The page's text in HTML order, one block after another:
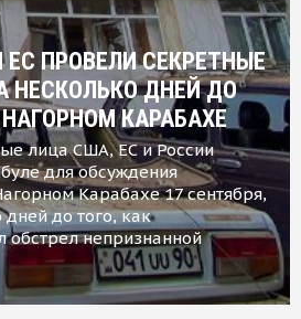
ПРОВЕЛИ СЕКРЕТНЫЕ
НЕСКОЛЬКО ДНЕЙ ДО
КАРАБАХЕ
лица США, ЕС и России
для обсуждения
Карабахе 17 сентября,
дней до того, как
обстрел непризнанной